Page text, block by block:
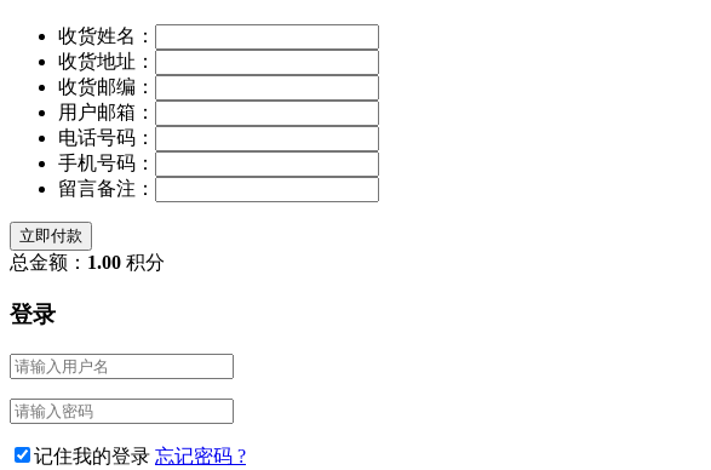
收货姓名：
收货地址：
收货邮编：
用户邮箱：
电话号码：
手机号码：
留言备注：
立即付款
总金额： 1.00 积分
登录
记住我的登录 忘记密码 ?